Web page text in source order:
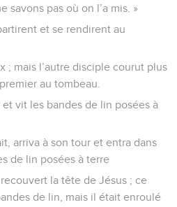
savons pas où on l’a mis. »
et se rendirent au
; mais l’autre disciple courut plus
au tombeau.
et vit les bandes de lin posées à
arriva à son tour et entra dans
de lin posées à terre
la tête de Jésus ; ce
de lin, mais il était enroulé